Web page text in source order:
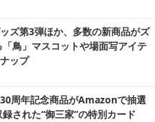
ズ第3弾ほか、多数の新商品がズ
鳥」マスコットや場面写アイテ
ップ
周年記念商品がAmazonで抽選
された“御三家”の特別カード